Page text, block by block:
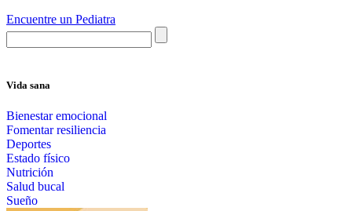
Encuentre un Pediatra
Vida sana
Bienestar emocional
Fomentar resiliencia
Deportes
Estado físico
Nutrición
Salud bucal
Sueño